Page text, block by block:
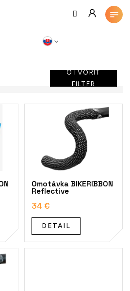
OTVORIŤ
FILTER
Omotávka BIKERIBBON
Reflective
34 €
DETAIL